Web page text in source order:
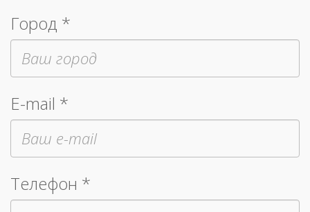
Город *
E-mail *
Телефон *